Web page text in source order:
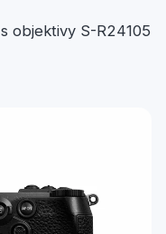
objektivy S-R24105